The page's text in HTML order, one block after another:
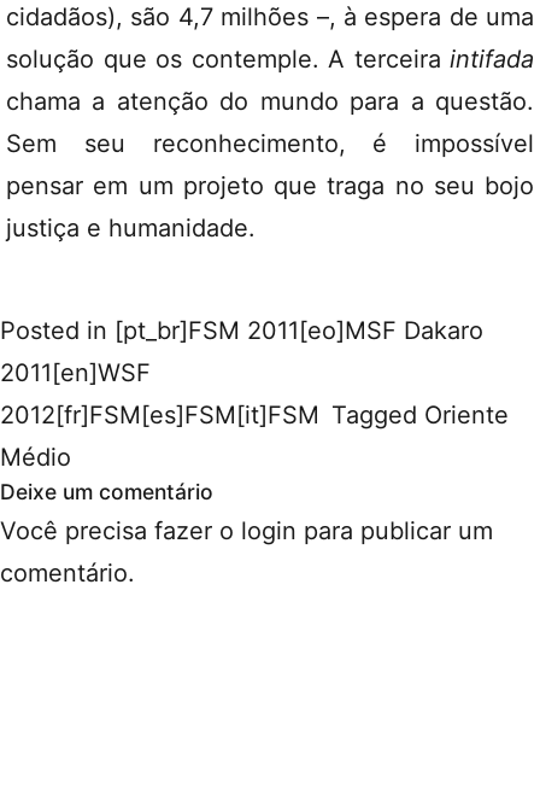
cidadãos), são 4,7 milhões –, à espera de uma
solução que os contemple. A terceira intifada
chama a atenção do mundo para a questão.
Sem seu reconhecimento, é impossível
pensar em um projeto que traga no seu bojo
justiça e humanidade.
Posted in [pt_br]FSM 2011[eo]MSF Dakaro
2011[en]WSF
2012[fr]FSM[es]FSM[it]FSM Tagged Oriente
Médio
Deixe um comentário
Você precisa fazer o login para publicar um
comentário.